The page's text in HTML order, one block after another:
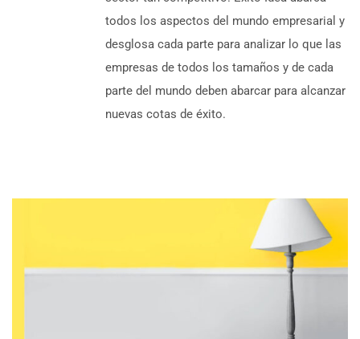
todos los aspectos del mundo empresarial y
desglosa cada parte para analizar lo que las
empresas de todos los tamaños y de cada
parte del mundo deben abarcar para alcanzar
nuevas cotas de éxito.